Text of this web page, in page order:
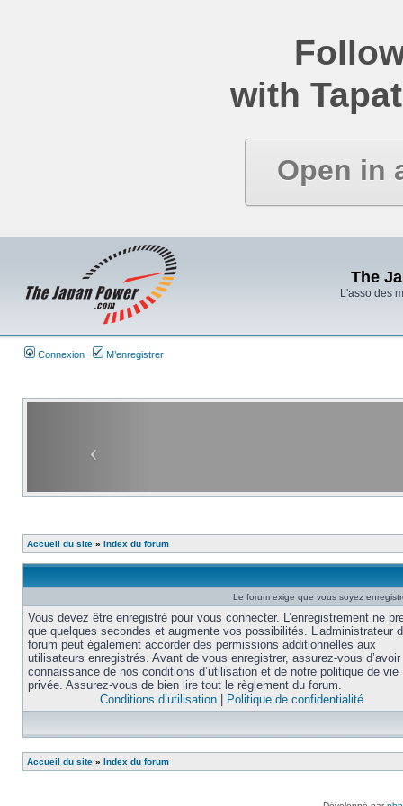
with
Open in
The
L'asso des
Connexion M’enregistrer
Accueil du site » Index du forum
Le forum exige que vous soyez
Vous devez être enregistré pour vous connecter. L’enregistrement ne
que quelques secondes et augmente vos possibilités. L’administrateur
forum peut également accorder des permissions additionnelles aux
utilisateurs enregistrés. Avant de vous enregistrer, assurez-vous
connaissance de nos conditions d’utilisation et de notre politique de vie
privée. Assurez-vous de bien lire tout le règlement du forum.
Conditions d’utilisation
Politique de confidentialité
Accueil du site » Index du forum